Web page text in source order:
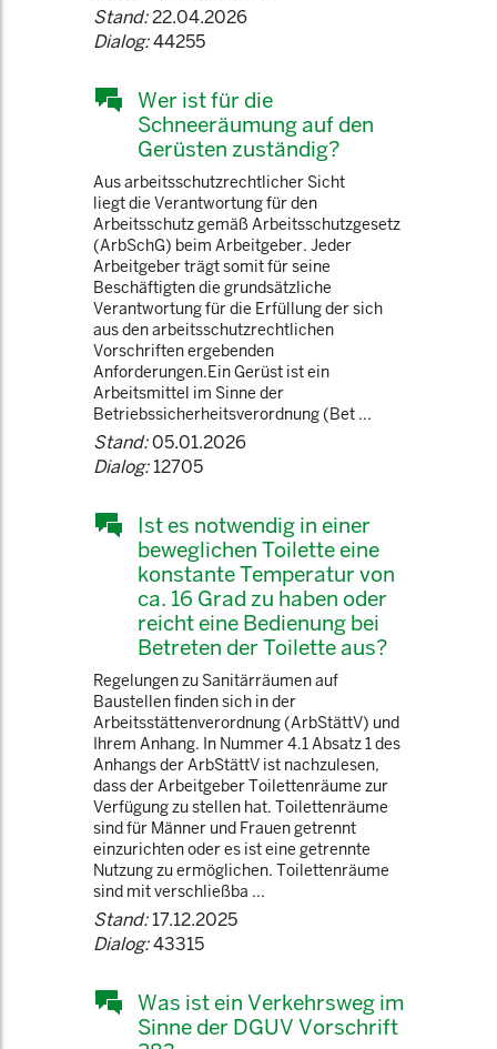
Stand:22.04.2026
Dialog:44255
Wer ist für die
Schneeräumung auf den
Gerüsten zuständig?
Aus arbeitsschutzrechtlicher Sicht
liegt die Verantwortung für den
Arbeitsschutz gemäß Arbeitsschutzgesetz
(ArbSchG) beim Arbeitgeber. Jeder
Arbeitgeber trägt somit für seine
Beschäftigten die grundsätzliche
Verantwortung für die Erfüllung der sich
aus den arbeitsschutzrechtlichen
Vorschriften ergebenden
Anforderungen.Ein Gerüst ist ein
Arbeitsmittel im Sinne der
Betriebssicherheitsverordnung (Bet ...
Stand:05.01.2026
Dialog:12705
Ist es notwendig in einer
beweglichen Toilette eine
konstante Temperatur von
ca. 16 Grad zu haben oder
reicht eine Bedienung bei
Betreten der Toilette aus?
Regelungen zu Sanitärräumen auf
Baustellen finden sich in der
Arbeitsstättenverordnung (ArbStättV) und
Ihrem Anhang. In Nummer 4.1 Absatz 1 des
Anhangs der ArbStättV ist nachzulesen,
dass der Arbeitgeber Toilettenräume zur
Verfügung zu stellen hat. Toilettenräume
sind für Männer und Frauen getrennt
einzurichten oder es ist eine getrennte
Nutzung zu ermöglichen. Toilettenräume
sind mit verschließba ...
Stand:17.12.2025
Dialog:43315
Was ist ein Verkehrsweg im
Sinne der DGUV Vorschrift